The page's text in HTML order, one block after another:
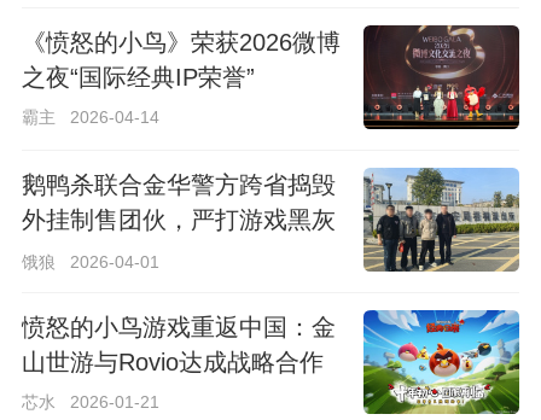
《愤怒的小鸟》荣获2026微博
之夜“国际经典IP荣誉”
霸主 2026-04-14
鹅鸭杀联合金华警方跨省捣毁
外挂制售团伙，严打游戏黑灰
产！
饿狼 2026-04-01
愤怒的小鸟游戏重返中国：金
山世游与Rovio达成战略合作
芯水 2026-01-21